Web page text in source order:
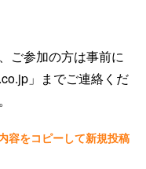
ご参加の方は事前に
」までご連絡くだ
容をコピーして新規投稿